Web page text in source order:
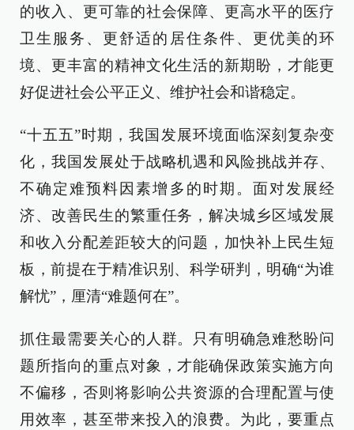
的收入、更可靠的社会保障、更高水平的医疗
卫生服务、更舒适的居住条件、更优美的环
境、更丰富的精神文化生活的新期盼，才能更
好促进社会公平正义、维护社会和谐稳定。
“十五五”时期，我国发展环境面临深刻复杂变
化，我国发展处于战略机遇和风险挑战并存、
不确定难预料因素增多的时期。面对发展经
济、改善民生的繁重任务，解决城乡区域发展
和收入分配差距较大的问题，加快补上民生短
板，前提在于精准识别、科学研判，明确“为谁
解忧”，厘清“难题何在”。
抓住最需要关心的人群。只有明确急难愁盼问
题所指向的重点对象，才能确保政策实施方向
不偏移，否则将影响公共资源的合理配置与使
用效率，甚至带来投入的浪费。为此，要重点